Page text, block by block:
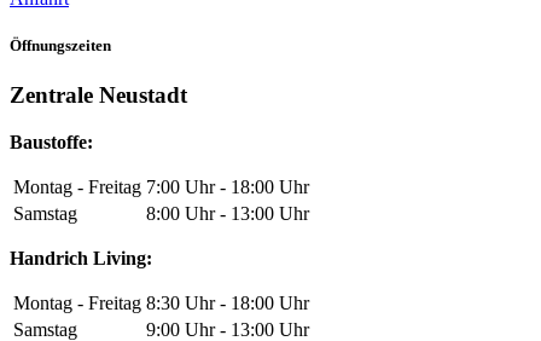
Öffnungszeiten
Zentrale Neustadt
Baustoffe:
Montag - Freitag 7:00 Uhr - 18:00 Uhr
Samstag
8:00 Uhr - 13:00 Uhr
Handrich Living:
Montag - Freitag 8:30 Uhr - 18:00 Uhr
Samstag
9:00 Uhr - 13:00 Uhr